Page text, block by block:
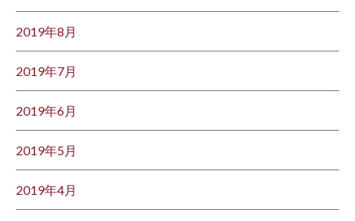
2019年8月
2019年7月
2019年6月
2019年5月
2019年4月